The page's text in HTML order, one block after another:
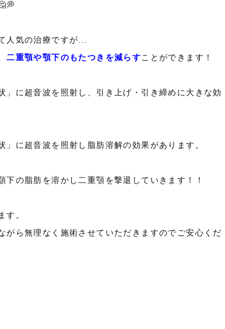
人気の治療ですが...
二重顎や顎下のもたつきを減らすことができます！
」に超音波を照射し、引き上げ・引き締めに大きな効
」に超音波を照射し脂肪溶解の効果があります。
の脂肪を溶かし二重顎を撃退していきます！！
す。
ら無理なく施術させていただきますのでご安心くだ